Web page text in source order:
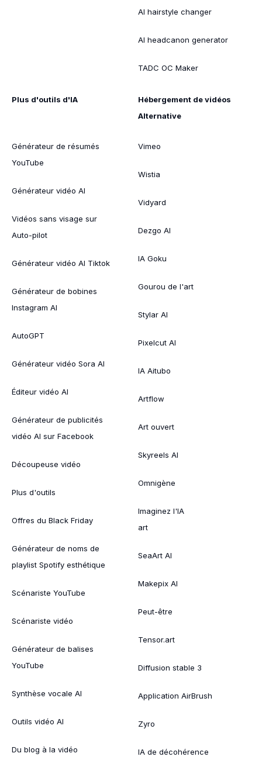
AI hairstyle changer
AI headcanon generator
TADC OC Maker
Plus d'outils d'IA
Générateur de résumés
YouTube
Générateur vidéo AI
Vidéos sans visage sur
Auto-pilot
Générateur vidéo AI Tiktok
Générateur de bobines
Instagram AI
AutoGPT
Générateur vidéo Sora AI
Éditeur vidéo AI
Générateur de publicités
vidéo AI sur Facebook
Découpeuse vidéo
Plus d'outils
Offres du Black Friday
Générateur de noms de
playlist Spotify esthétique
Scénariste YouTube
Scénariste vidéo
Générateur de balises
YouTube
Synthèse vocale AI
Outils vidéo AI
Du blog à la vidéo
Hébergement de vidéos
Alternative
Vimeo
Wistia
Vidyard
Dezgo AI
IA Goku
Gourou de l'art
Stylar AI
Pixelcut AI
IA Aitubo
Artflow
Art ouvert
Skyreels AI
Omnigène
Imaginez l'IA
art
SeaArt AI
Makepix AI
Peut-être
Tensor.art
Diffusion stable 3
Application AirBrush
Zyro
IA de décohérence